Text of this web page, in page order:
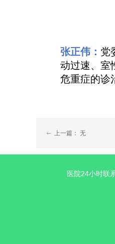
张正伟： 党
动过速、室
危重症的诊
ꂃ 上一篇： 无
医院24小时